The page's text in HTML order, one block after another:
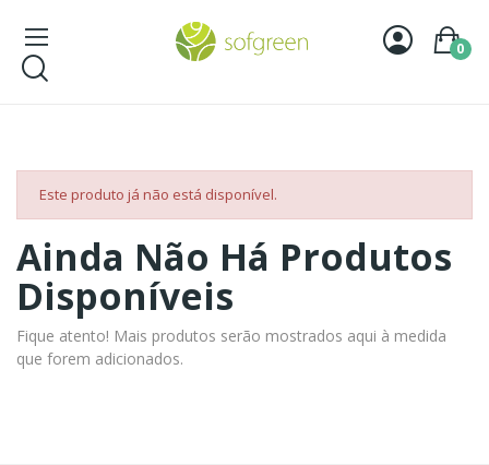
0
Este produto já não está disponível.
Ainda Não Há Produtos
Disponíveis
Fique atento! Mais produtos serão mostrados aqui à medida
que forem adicionados.